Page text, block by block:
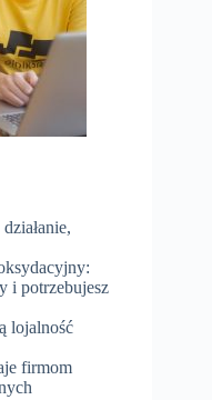
i potrzebujesz
lojalność
firmom